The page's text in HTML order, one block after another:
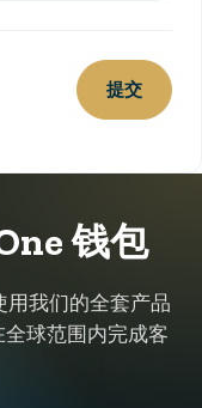
钱包
用我们的全套产品
球范围内完成客